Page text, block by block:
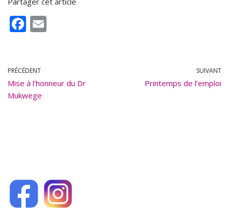
F
b
o
o
PRÉCÉDENT
Mise à l’honneur du Dr
Mukwege
SUIVANT
Printemps de l’emploi